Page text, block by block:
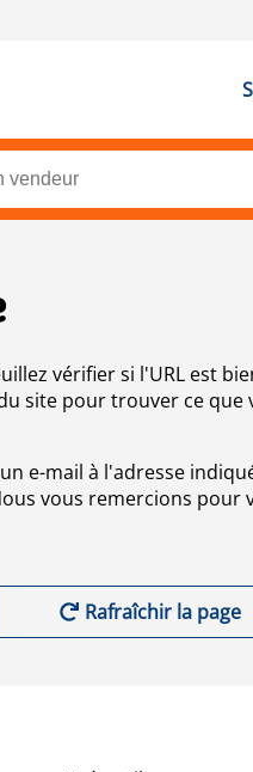
vérifier si l'URL est
site pour trouver ce que
e-mail à l'adresse
vous remercions pour
Rafraîchir la page